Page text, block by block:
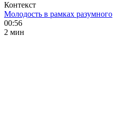
Контекст
Молодость в рамках разумного
00:56
2 мин